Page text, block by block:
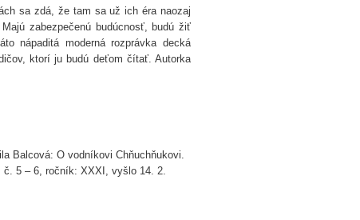
sa zdá, že tam sa už ich éra naozaj
zabezpečenú budúcnosť, budú žiť
nápaditá moderná rozprávka decká
ktorí ju budú deťom čítať. Autorka
Balcová: O vodníkovi Chňuchňukovi.
č. 5 – 6, ročník: XXXI, vyšlo 14. 2.